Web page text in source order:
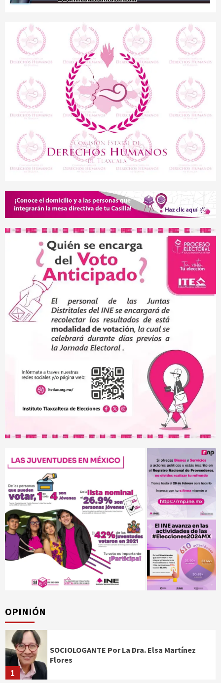
OPINIÓN
1
SOCIOLOGANTE Por La Dra. Elsa Martínez
Flores